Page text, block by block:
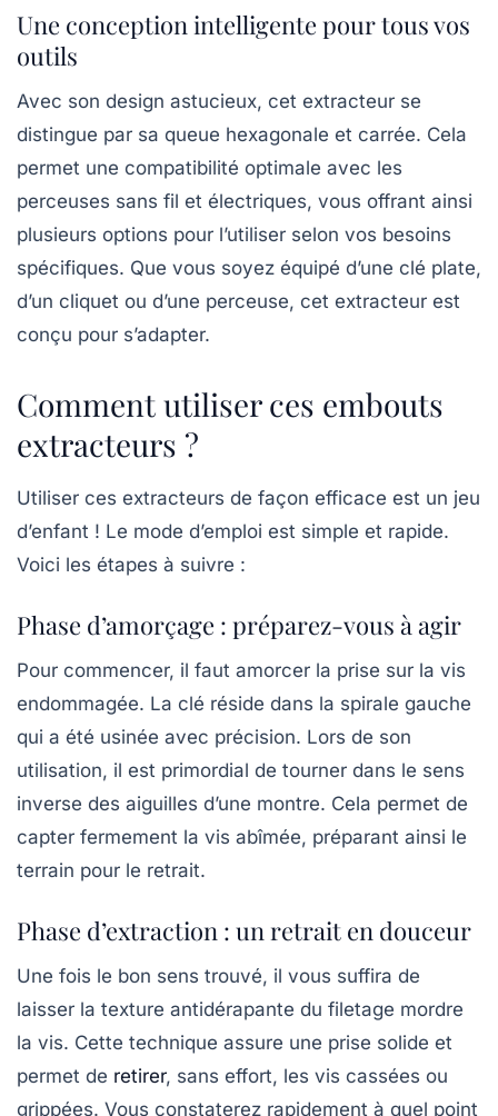
Une conception intelligente pour tous vos
outils
Avec son design astucieux, cet extracteur se
distingue par sa queue hexagonale et carrée. Cela
permet une compatibilité optimale avec les
perceuses sans fil et électriques, vous offrant ainsi
plusieurs options pour l’utiliser selon vos besoins
spécifiques. Que vous soyez équipé d’une clé plate,
d’un cliquet ou d’une perceuse, cet extracteur est
conçu pour s’adapter.
Comment utiliser ces embouts
extracteurs ?
Utiliser ces extracteurs de façon efficace est un jeu
d’enfant ! Le mode d’emploi est simple et rapide.
Voici les étapes à suivre :
Phase d’amorçage : préparez-vous à agir
Pour commencer, il faut amorcer la prise sur la vis
endommagée. La clé réside dans la spirale gauche
qui a été usinée avec précision. Lors de son
utilisation, il est primordial de tourner dans le sens
inverse des aiguilles d’une montre. Cela permet de
capter fermement la vis abîmée, préparant ainsi le
terrain pour le retrait.
Phase d’extraction : un retrait en douceur
Une fois le bon sens trouvé, il vous suffira de
laisser la texture antidérapante du filetage mordre
la vis. Cette technique assure une prise solide et
permet de retirer, sans effort, les vis cassées ou
grippées. Vous constaterez rapidement à quel point